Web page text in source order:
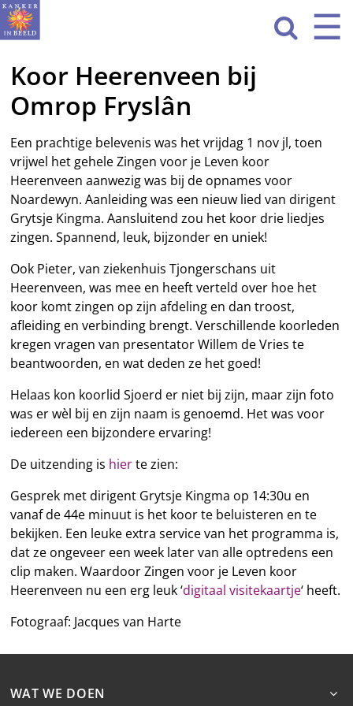
Sla
navigatie
over
☰
HOME
WAT WE DOEN
ACTIVITEITEN
OVER ONS
CONTACT

Koor Heerenveen bij
Omrop Fryslân
Een prachtige belevenis was het vrijdag 1 nov jl, toen
vrijwel het gehele Zingen voor je Leven koor
Heerenveen aanwezig was bij de opnames voor
Noardewyn. Aanleiding was een nieuw lied van dirigent
Grytsje Kingma. Aansluitend zou het koor drie liedjes
zingen. Spannend, leuk, bijzonder en uniek!
Ook Pieter, van ziekenhuis Tjongerschans uit
Heerenveen, was mee en heeft verteld over hoe het
koor komt zingen op zijn afdeling en dan troost,
afleiding en verbinding brengt. Verschillende koorleden
kregen vragen van presentator Willem de Vries te
beantwoorden, en wat deden ze het goed!
Helaas kon koorlid Sjoerd er niet bij zijn, maar zijn foto
was er wèl bij en zijn naam is genoemd. Het was voor
iedereen een bijzondere ervaring!
De uitzending is hierte zien:
Gesprek met dirigent Grytsje Kingma op 14:30u en
vanaf de 44e minuut is het koor te beluisteren en te
bekijken. Een leuke extra service van het programma is,
dat ze ongeveer een week later van alle optredens een
clip maken. Waardoor Zingen voor je Leven koor
Heerenveen nu een erg leuk ‘digitaal visitekaartje‘ heeft.
Fotograaf: Jacques van Harte
WAT WE DOEN